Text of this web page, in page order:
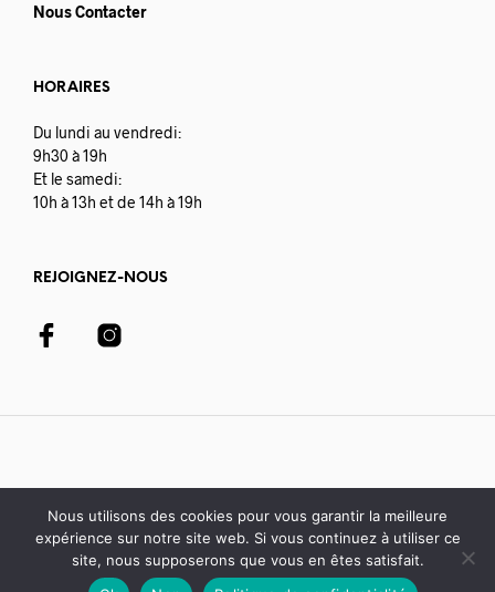
Nous Contacter
HORAIRES
Du lundi au vendredi:
9h30 à 19h
Et le samedi:
10h à 13h et de 14h à 19h
REJOIGNEZ-NOUS
© 2020-21 Librairie Colbert | développé avec parDigisoft
Nous utilisons des cookies pour vous garantir la meilleure
expérience sur notre site web. Si vous continuez à utiliser ce
site, nous supposerons que vous en êtes satisfait.